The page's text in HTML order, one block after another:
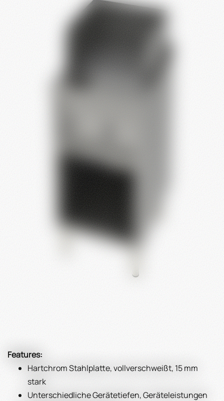
Features:
Hartchrom Stahlplatte, vollverschweißt, 15 mm
stark
Unterschiedliche Gerätetiefen, Geräteleistungen